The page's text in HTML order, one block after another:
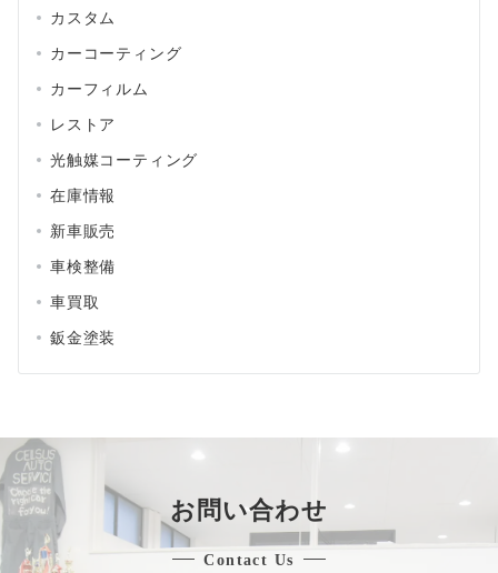
カスタム
カーコーティング
カーフィルム
レストア
光触媒コーティング
在庫情報
新車販売
車検整備
車買取
鈑金塗装
お問い合わせ
Contact Us